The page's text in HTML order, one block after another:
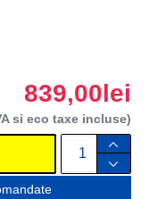
839,00lei
si eco taxe incluse)